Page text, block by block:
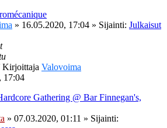
» 16.05.2020, 17:04 » Sijainti: Julkaisut
Kirjoittaja Valovoima
17:04
Gathering @ Bar Finnegan's,
» 07.03.2020, 01:11 » Sijainti: